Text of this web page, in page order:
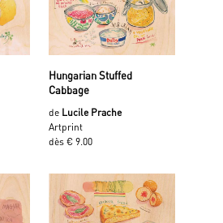
Hungarian Stuffed
Cabbage
de Lucile Prache
Artprint
dès € 9.00